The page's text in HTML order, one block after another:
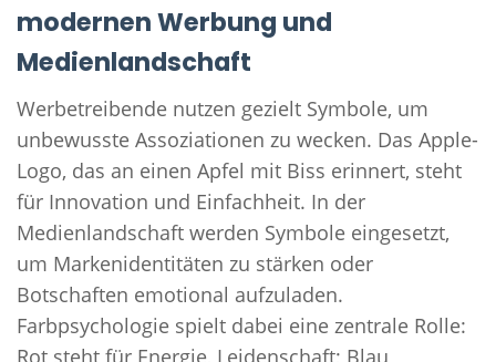
modernen Werbung und
Medienlandschaft
Werbetreibende nutzen gezielt Symbole, um
unbewusste Assoziationen zu wecken. Das Apple-
Logo, das an einen Apfel mit Biss erinnert, steht
für Innovation und Einfachheit. In der
Medienlandschaft werden Symbole eingesetzt,
um Markenidentitäten zu stärken oder
Botschaften emotional aufzuladen.
Farbpsychologie spielt dabei eine zentrale Rolle:
Rot steht für Energie, Leidenschaft; Blau